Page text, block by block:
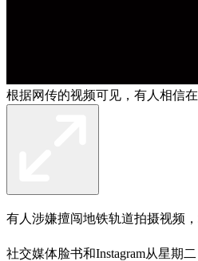
根据网传的视频可见，有人相信
有人涉嫌擅闯地铁轨道拍摄视频
社交媒体脸书和Instagram从星期